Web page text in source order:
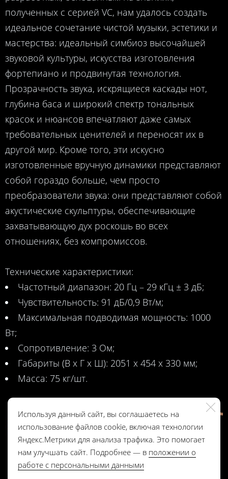
полученных с серией VC, нам удалось создать
идеальное сочетание чистой музыки, эстетики и
мастерства: идеальный симбиоз высочайшей
звуковой культуры, искусства изготовления
фортепиано и продвинутая технология.
Прозрачность звука, искрящиеся каскады нот,
глубина баса и широкий спектр тональных
красок и нюансов впечатляют даже самых
требовательных ценителей и переносят их в
другой мир. Кроме того, эти искусно
изготовленные вручную динамики представляют
собой гораздо больше, чем просто
преобразователи звука: они представляют собой
акустические скульптуры, обеспечивающие
захватывающую дух роскошь во всех
отношениях, без компромиссов.
Технические характеристики:
Частотный диапазон: 20 Гц – 29 кГц ± 3 дБ;
Чувствительность: 91 дБ/0,9 Вт/м;
Максимальная подводимая мощность: 1000
Вт;
Cопротивление: 3 Ом;
Габариты (В х Г х Ш): 2051 х 454 х 330 мм;
Масса: 75 кг/шт.
Используя данный сайт, вы соглашаетесь на
использование файлов cookie, включая технологии
Яндекс.Метрики для анализа трафика. Это помогает
нам улучшать сайт. Подробнее — в положении о
работе с персональными данными